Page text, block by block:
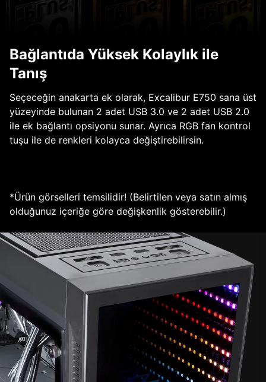
Bağlantıda Yüksek Kolaylık ile
Tanış
Seçeceğin anakarta ek olarak, Excalibur E750 sana üst
yüzeyinde bulunan 2 adet USB 3.0 ve 2 adet USB 2.0
ile ek bağlantı opsiyonu sunar. Ayrıca RGB fan kontrol
tuşu ile de renkleri kolayca değiştirebilirsin.
*Ürün görselleri temsilidir! (Belirtilen veya satın almış
olduğunuz içeriğe göre değişkenlik gösterebilir.)